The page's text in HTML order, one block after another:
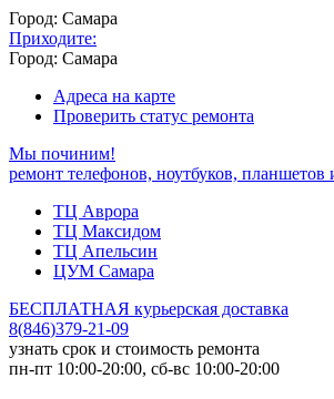
Город: Самара
Приходите:
Город: Самара
Адреса на карте
Проверить статус ремонта
Мы починим!
ремонт телефонов, ноутбуков,
ТЦ Аврора
ТЦ Максидом
ТЦ Апельсин
ЦУМ Самара
БЕСПЛАТНАЯ курьерская доставка
8(846)379-21-09
узнать срок и стоимость ремонта
пн-пт 10:00-20:00, сб-вс 10:00-20:00